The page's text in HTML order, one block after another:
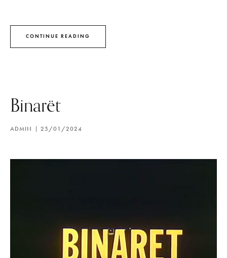
CONTINUE READING
Binarët
ADMIN 25/01/2024